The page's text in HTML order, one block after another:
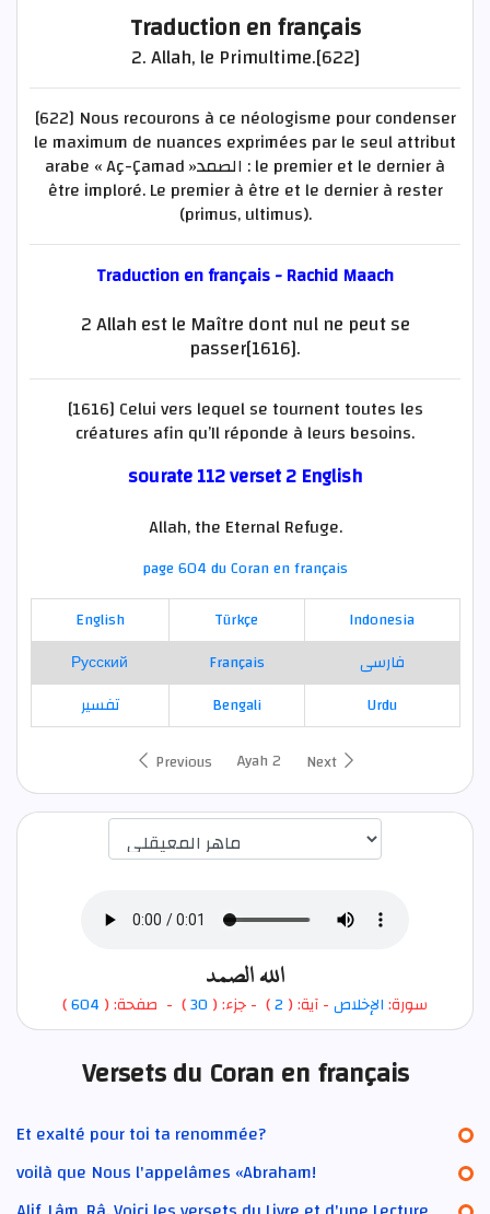
Traduction en français
2. Allah, le Primultime.[622]
[622] Nous recourons à ce néologisme pour condenser
le maximum de nuances exprimées par le seul attribut
arabe « Aç-Çamad »الصمد : le premier et le dernier à
être imploré. Le premier à être et le dernier à rester
(primus, ultimus).
Traduction en français - Rachid Maach
2 Allah est le Maître dont nul ne peut se
passer[1616].
[1616] Celui vers lequel se tournent toutes les
créatures afin qu’Il réponde à leurs besoins.
sourate 112 verset 2 English
Allah, the Eternal Refuge.
page 604 du Coran en français
English
Türkçe
Indonesia
Русский
Français
فارسی
تفسير
Bengali
Urdu
Previous
Ayah 2 Next
الله الصمد
سورة:الإخلاص- آية: ( 2
) - جزء: (30) - صفحة: ( 604
)
Versets du Coran en français
Et exalté pour toi ta renommée?
voilà que Nous l'appelâmes «Abraham!